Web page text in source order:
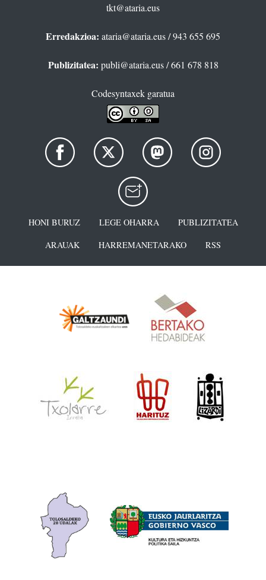
tkt@ataria.eus
Erredakzioa: ataria@ataria.eus/ 943 655 695
Publizitatea: publi@ataria.eus/ 661 678 818
Codesyntaxek garatua
HONI BURUZ LEGE OHARRA
PUBLIZITATEA
ARAUAK
HARREMANETARAKO RSS